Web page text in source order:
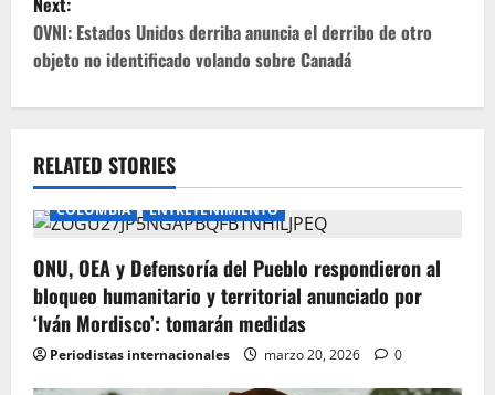
t
n
v
i
g
a
t
OVNI: Estados Unidos derriba anuncia el derribo de otro
objeto no identificado volando sobre Canadá
RELATED STORIES
COLOMBIA ENTRETENIMIENTO
ONU, OEA y Defensoría del Pueblo respondieron al
bloqueo humanitario y territorial anunciado por
‘Iván Mordisco’: tomarán medidas
Periodistas internacionales marzo 20, 2026 0